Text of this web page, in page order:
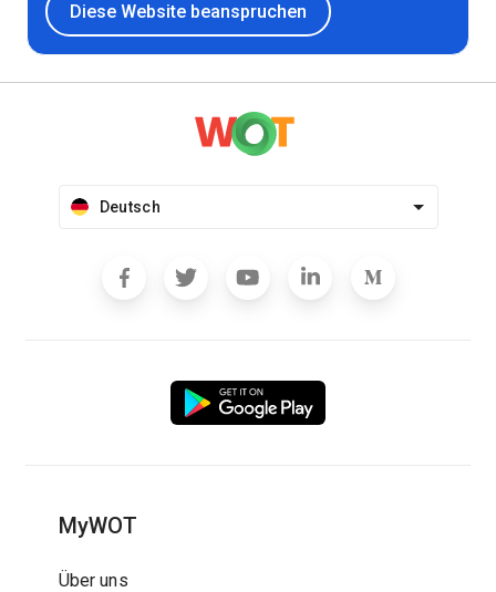
Diese Website beanspruchen
Deutsch
MyWOT
Über uns